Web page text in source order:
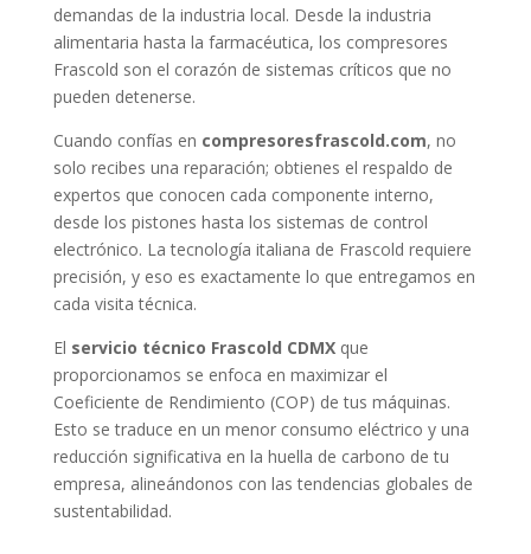
demandas de la industria local. Desde la industria
alimentaria hasta la farmacéutica, los compresores
Frascold son el corazón de sistemas críticos que no
pueden detenerse.
Cuando confías en compresoresfrascold.com, no
solo recibes una reparación; obtienes el respaldo de
expertos que conocen cada componente interno,
desde los pistones hasta los sistemas de control
electrónico. La tecnología italiana de Frascold requiere
precisión, y eso es exactamente lo que entregamos en
cada visita técnica.
El servicio técnico Frascold CDMXque
proporcionamos se enfoca en maximizar el
Coeficiente de Rendimiento (COP) de tus máquinas.
Esto se traduce en un menor consumo eléctrico y una
reducción significativa en la huella de carbono de tu
empresa, alineándonos con las tendencias globales de
sustentabilidad.